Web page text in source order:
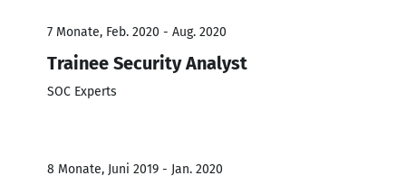
7 Monate, Feb. 2020 - Aug. 2020
Trainee Security Analyst
SOC Experts
8 Monate, Juni 2019 - Jan. 2020